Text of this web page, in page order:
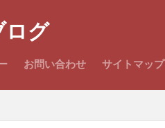
ログ
お問い合わせ サイトマップ